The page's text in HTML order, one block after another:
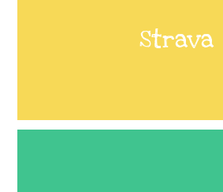
Strava